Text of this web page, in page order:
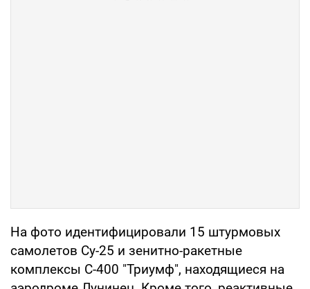
На фото идентифицировали 15 штурмовых
самолетов Су-25 и зенитно-ракетные
комплексы С-400 "Триумф", находящиеся на